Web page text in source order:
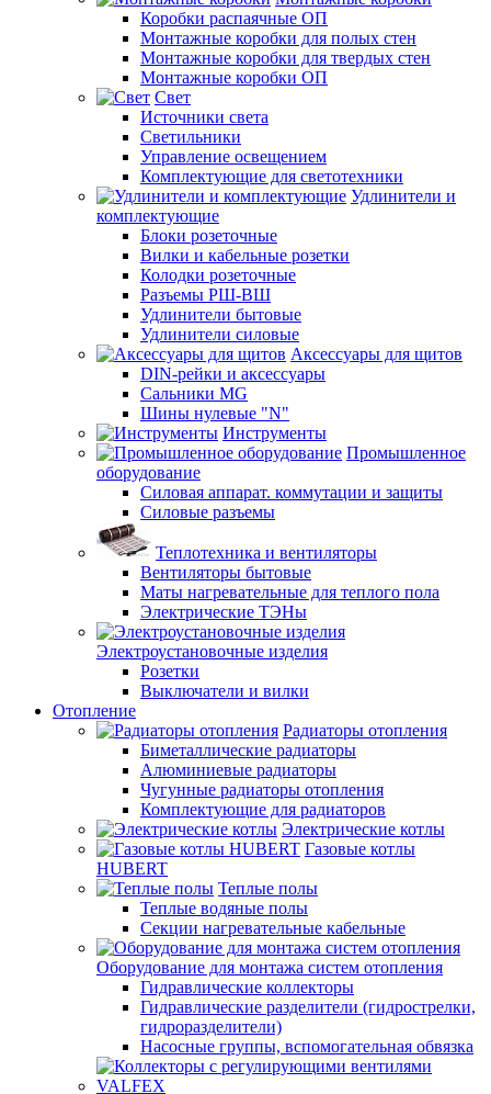
Коробки распаячные ОП
Монтажные коробки для полых стен
Монтажные коробки для твердых стен
Монтажные коробки ОП
Свет
Источники света
Светильники
Управление освещением
Комплектующие для светотехники
Удлинители и
комплектующие
Блоки розеточные
Вилки и кабельные розетки
Колодки розеточные
Разъемы РШ-ВШ
Удлинители бытовые
Удлинители силовые
Аксессуары для щитов
DIN-рейки и аксессуары
Сальники MG
Шины нулевые "N"
Инструменты
Промышленное
оборудование
Силовая аппарат. коммутации и защиты
Силовые разъемы
Теплотехника и вентиляторы
Вентиляторы бытовые
Маты нагревательные для теплого пола
Электрические ТЭНы
Электроустановочные изделия
Розетки
Выключатели и вилки
Отопление
Радиаторы отопления
Биметаллические радиаторы
Алюминиевые радиаторы
Чугунные радиаторы отопления
Комплектующие для радиаторов
Электрические котлы
Газовые котлы
HUBERT
Теплые полы
Теплые водяные полы
Секции нагревательные кабельные
Оборудование для монтажа систем отопления
Гидравлические коллекторы
Гидравлические разделители (гидрострелки,
гидроразделители)
Насосные группы, вспомогательная обвязка